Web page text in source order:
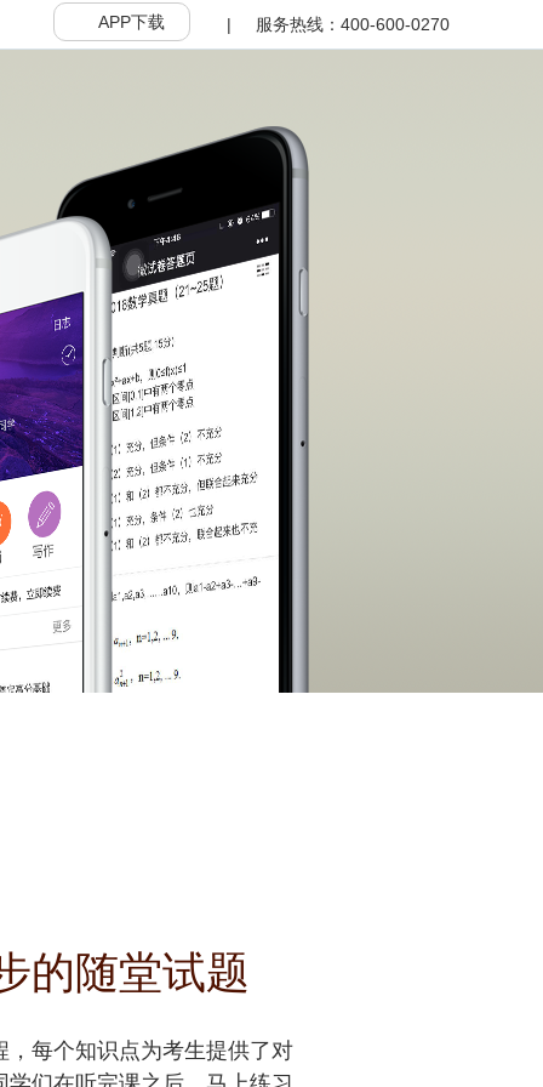
服务热线：400-600-0270
|
APP下载
的随堂试题
，每个知识点为考生提供了对